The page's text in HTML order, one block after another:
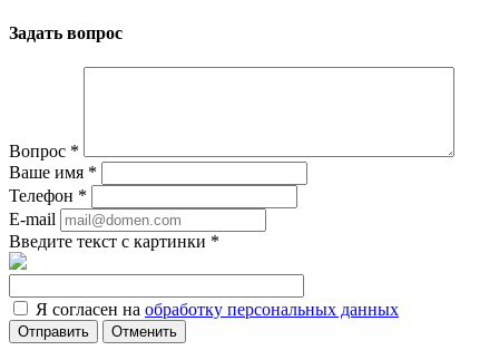
Задать вопрос
Вопрос *
Ваше имя *
Телефон *
E-mail
Введите текст с картинки *
Я согласен на обработку персональных данных
Отменить